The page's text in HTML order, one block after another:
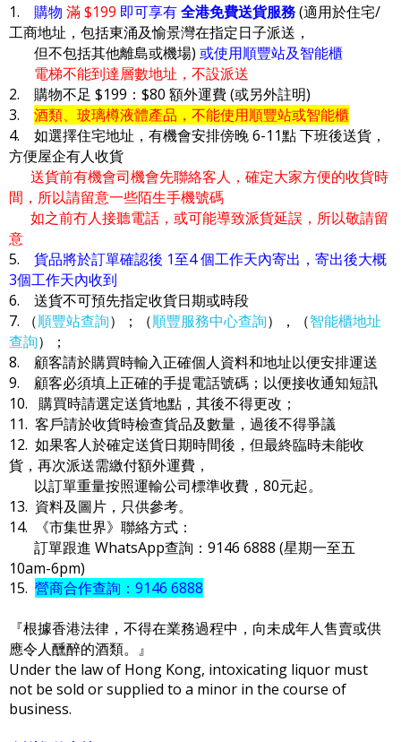
1. 購物 滿 $199 即可享有全港免費送貨服務(適用於住宅/
工商地址，包括東涌及愉景灣在指定日子派送，
但不包括其他離島或機場) 或使用順豐站及智能櫃
電梯不能到達層數地址，不設派送
2. 購物不足 $199：$80 額外運費 (或另外註明)
3. 酒類、玻璃樽液體產品，不能使用順豐站或智能櫃
4. 如選擇住宅地址，有機會安排傍晚 6-11點 下班後送貨，
方便屋企有人收貨
送貨前有機會司機會先聯絡客人，確定大家方便的收貨時
間，所以請留意一些陌生手機號碼
如之前冇人接聽電話，或可能導致派貨延誤，所以敬請留
意
5. 貨品將於訂單確認後 1至4 個工作天內寄出，寄出後大概
3個工作天內收到
6. 送貨不可預先指定收貨日期或時段
7. （順豐站查詢）；（順豐服務中心查詢），（智能櫃地址
查詢）；
8. 顧客請於購買時輸入正確個人資料和地址以便安排運送
9. 顧客必須填上正確的手提電話號碼；以便接收通知短訊
10. 購買時請選定送貨地點，其後不得更改；
11. 客戶請於收貨時檢查貨品及數量，過後不得爭議
12. 如果客人於確定送貨日期時間後，但最終臨時未能收
貨，再次派送需繳付額外運費，
以訂單重量按照運輸公司標準收費，80元起。
13. 資料及圖片，只供參考。
14. 《市集世界》聯絡方式：
訂單跟進 WhatsApp查詢：9146 6888 (星期一至五
10am-6pm)
15. 營商合作查詢：9146 6888
『根據香港法律，不得在業務過程中，向未成年人售賣或供
應令人醺醉的酒類。』
Under the law of Hong Kong, intoxicating liquor must
not be sold or supplied to a minor in the course of
business.